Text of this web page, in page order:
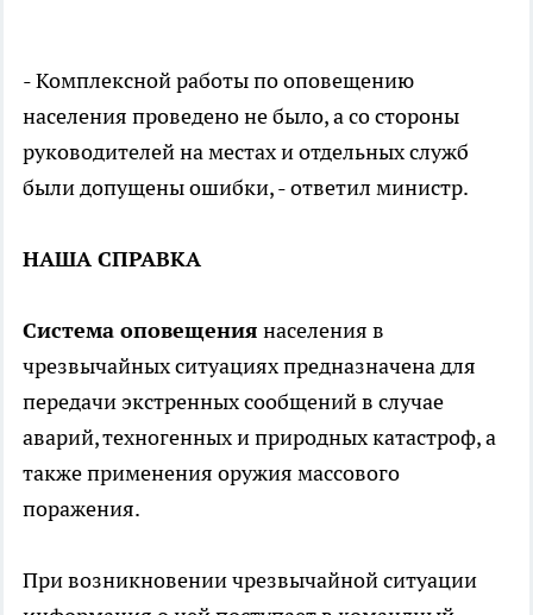
- Комплексной работы по оповещению
населения проведено не было, а со стороны
руководителей на местах и отдельных служб
были допущены ошибки, - ответил министр.
НАША СПРАВКА
Система оповещения населения в
чрезвычайных ситуациях предназначена для
передачи экстренных сообщений в случае
аварий, техногенных и природных катастроф, а
также применения оружия массового
поражения.
При возникновении чрезвычайной ситуации